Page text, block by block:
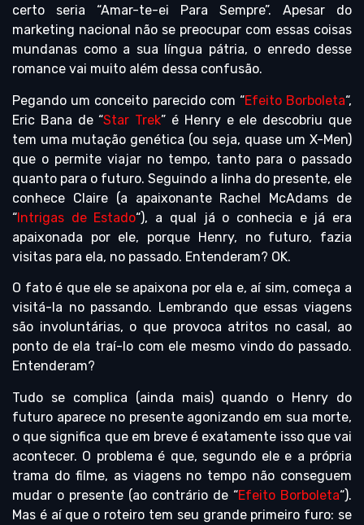
certo seria “Amar-te-ei Para Sempre”. Apesar do
marketing nacional não se preocupar com essas coisas
mundanas como a sua língua pátria, o enredo desse
romance vai muito além dessa confusão.
Pegando um conceito parecido com “Efeito Borboleta“,
Eric Bana de “Star Trek” é Henry e ele descobriu que
tem uma mutação genética (ou seja, quase um X-Men)
que o permite viajar no tempo, tanto para o passado
quanto para o futuro. Seguindo a linha do presente, ele
conhece Claire (a apaixonante Rachel McAdams de
“Intrigas de Estado“), a qual já o conhecia e já era
apaixonada por ele, porque Henry, no futuro, fazia
visitas para ela, no passado. Entenderam? OK.
O fato é que ele se apaixona por ela e, aí sim, começa a
visitá-la no passando. Lembrando que essas viagens
são involuntárias, o que provoca atritos no casal, ao
ponto de ela traí-lo com ele mesmo vindo do passado.
Entenderam?
Tudo se complica (ainda mais) quando o Henry do
futuro aparece no presente agonizando em sua morte,
o que significa que em breve é exatamente isso que vai
acontecer. O problema é que, segundo ele e a própria
trama do filme, as viagens no tempo não conseguem
mudar o presente (ao contrário de “Efeito Borboleta“).
Mas é aí que o roteiro tem seu grande primeiro furo: se